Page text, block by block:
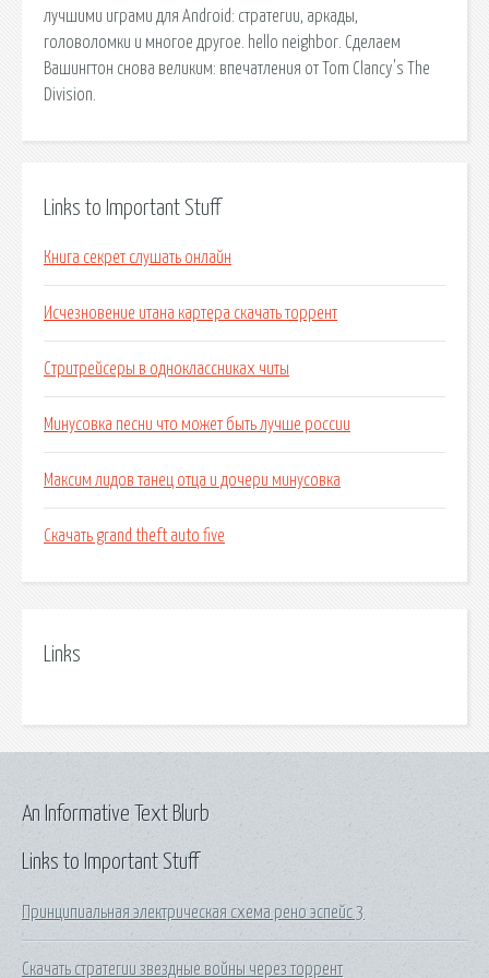
лучшими играми для Android: стратегии, аркады,
головоломки и многое другое. hello neighbor. Сделаем
Вашингтон снова великим: впечатления от Tom Clancy's The
Division.
Links to Important Stuff
Книга секрет слушать онлайн
Исчезновение итана картера скачать торрент
Стритрейсеры в одноклассниках читы
Минусовка песни что может быть лучше россии
Максим лидов танец отца и дочери минусовка
Скачать grand theft auto five
Links
Links to Important Stuff
Принципиальная электрическая схема рено эспейс 3
Скачать стратегии звездные войны через торрент
An Informative Text Blurb